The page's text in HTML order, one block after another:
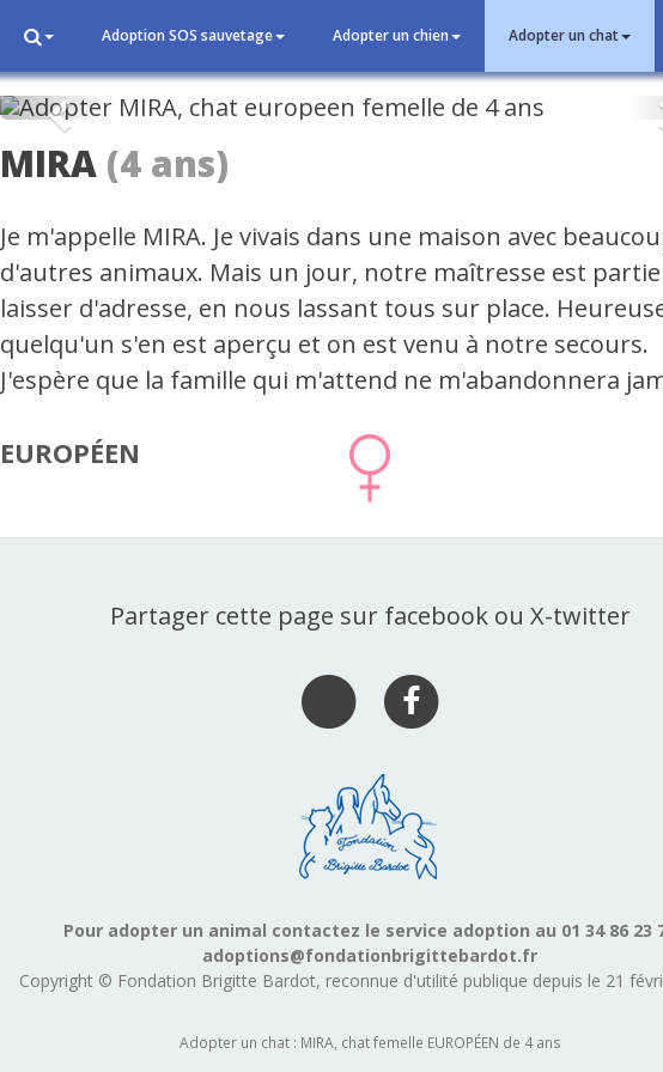
Adoption SOS sauvetage Adopter un chien Adopter un chat
Précédent
MIRA (4 ans)
Je m'appelle MIRA. Je vivais dans une maison avec
d'autres animaux. Mais un jour, notre maîtresse est
laisser d'adresse, en nous lassant tous sur place.
quelqu'un s'en est aperçu et on est venu à notre secours.
J'espère que la famille qui m'attend ne m'abandonnera
EUROPÉEN
Partager cette page sur facebook ou X-twitter
Pour adopter un animal contactez le service adoption au 01 34 86 23
adoptions@fondationbrigittebardot.fr
Copyright © Fondation Brigitte Bardot, reconnue d'utilité publique depuis le 21
Adopter un chat : MIRA, chat femelle EUROPÉEN de 4 ans